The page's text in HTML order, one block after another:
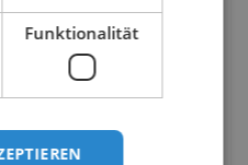
Funktionalität